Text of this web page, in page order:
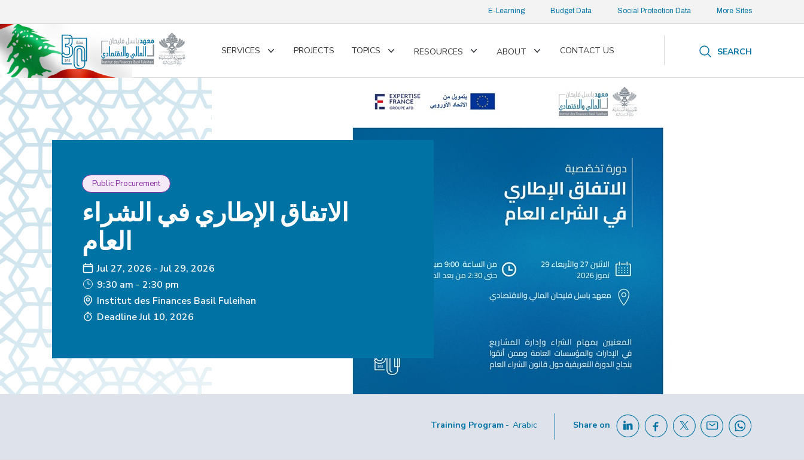
E-Learning Budget Data Social Protection Data More Sites
SERVICES
Toggle
PROJECTS TOPICS
ToggleRESOURCES
ToggleABOUT
Toggle
CONTACT US SEARCH
Public Procurement
الاتفاق الإطاري في الشراء
العام
Jul 27, 2026 - Jul 29, 2026
9:30 am - 2:30 pm
Institut des Finances Basil Fuleihan
DeadlineJul 10, 2026
Training Program Arabic Share on